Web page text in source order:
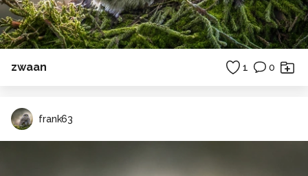
zwaan 1 0
frank63